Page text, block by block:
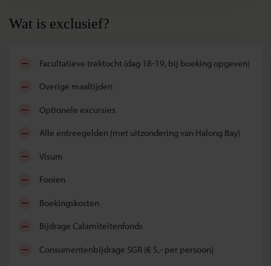
Wat is exclusief?
facultatieve trektocht (dag 18-19, bij boeking opgeven)
overige maaltijden
optionele excursies
alle entreegelden (met uitzondering van Halong Bay)
visum
fooien
boekingskosten
bijdrage Calamiteitenfonds
consumentenbijdrage SGR (€ 5,- per persoon)